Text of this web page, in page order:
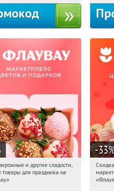
Получили:
и другие сладости,
товары для праздника на
-33
Россия